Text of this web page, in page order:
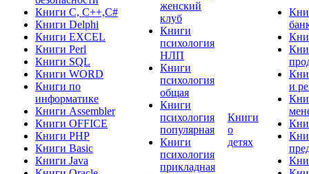
Книги C, C++,С#
Книги Delphi
Книги EXCEL
Книги Perl
Книги SQL
Книги WORD
Книги по
информатике
Книги Assembler
Книги OFFICE
Книги PHP
Книги Basic
Книги Java
женский
клуб
Книги
психология
НЛП
Книги
психология
общая
Книги
психология
популярная
Книги
психология
прикладная
Книги
о
детях
и